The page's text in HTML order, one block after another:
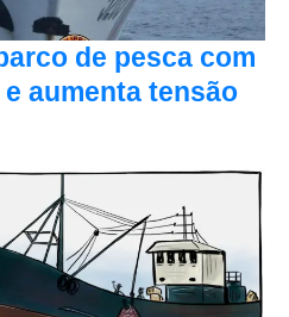
de pesca com
aumenta tensão